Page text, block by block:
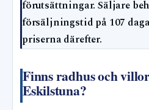
förutsättningar. Säljare
försäljningstid på 107
priserna därefter.
Finns radhus och
Eskilstuna?